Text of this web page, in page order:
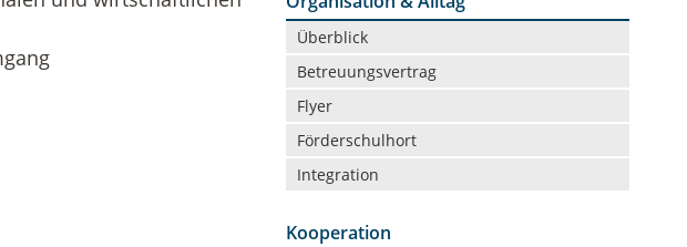
Navigation
überspringen
Überblick
Betreuungsvertrag
Flyer
Förderschulhort
Integration
Kooperation